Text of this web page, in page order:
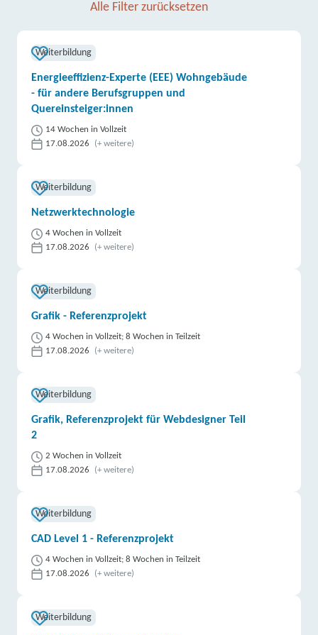
Alle Filter zurücksetzen
Weiterbildung
Energieeffizienz-Experte (EEE) Wohngebäude
- für andere Berufsgruppen und
Quereinsteiger:innen
14 Wochen in Vollzeit
17.08.2026
(+ weitere)
Weiterbildung
Netzwerktechnologie
4 Wochen in Vollzeit
17.08.2026
(+ weitere)
Weiterbildung
Grafik - Referenzprojekt
4 Wochen in Vollzeit; 8 Wochen in Teilzeit
17.08.2026
(+ weitere)
Weiterbildung
Grafik, Referenzprojekt für Webdesigner Teil
2
2 Wochen in Vollzeit
17.08.2026
(+ weitere)
Weiterbildung
CAD Level 1 - Referenzprojekt
4 Wochen in Vollzeit; 8 Wochen in Teilzeit
17.08.2026
(+ weitere)
Weiterbildung